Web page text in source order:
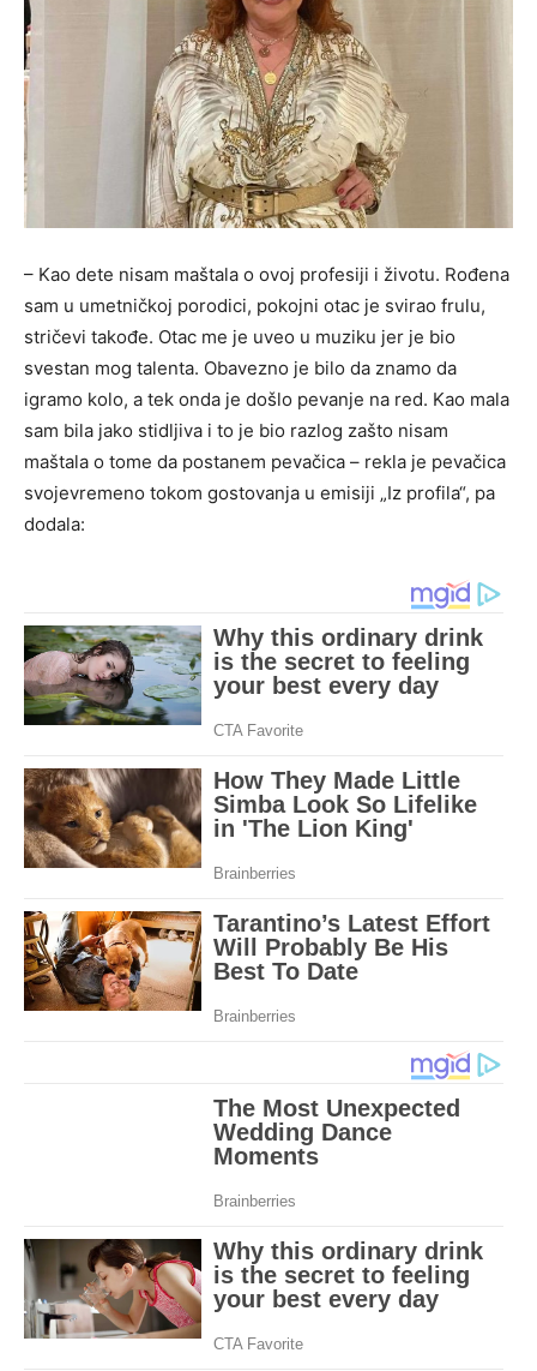
– Kao dete nisam maštala o ovoj profesiji i životu. Rođena
sam u umetničkoj porodici, pokojni otac je svirao frulu,
stričevi takođe. Otac me je uveo u muziku jer je bio
svestan mog talenta. Obavezno je bilo da znamo da
igramo kolo, a tek onda je došlo pevanje na red. Kao mala
sam bila jako stidljiva i to je bio razlog zašto nisam
maštala o tome da postanem pevačica – rekla je pevačica
svojevremeno tokom gostovanja u emisiji „Iz profila“, pa
dodala: